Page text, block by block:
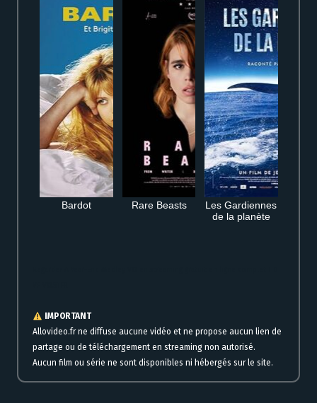
Bardot Rare Beasts
Les Gardiennes
de la planète
IMPORTANT
Allovideo.fr ne diffuse aucune vidéo et ne propose aucun lien de
partage ou de téléchargement en streaming non autorisé.
Aucun film ou série ne sont disponibles ni hébergés sur le site.